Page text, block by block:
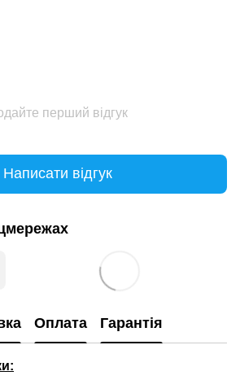
перший відгук
Написати відгук
Оплата Гарантія